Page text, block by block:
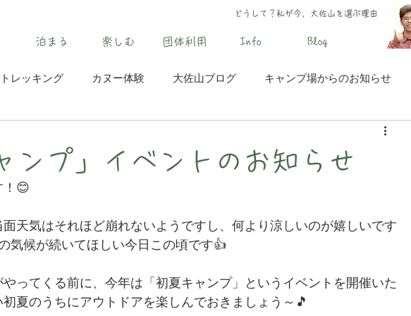
どうして？私が今、大佐山を選ぶ理由
泊まる 楽しむ 団体利用 Info Blog
レッキング カヌー体験 大佐山ブログ キャンプ場からのお知らせ
ンプ」イベントのお知らせ
！😊
天気はそれほど崩れないようですし、何より涼しいのが嬉しいです
気候が続いてほしい今日この頃です👍
ってくる前に、今年は「初夏キャンプ」というイベントを開催いた
夏のうちにアウトドアを楽しんでおきましょう～🎵